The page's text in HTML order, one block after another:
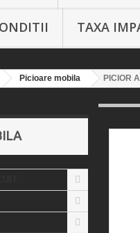
TAXA
Picioare mobila PICIOR